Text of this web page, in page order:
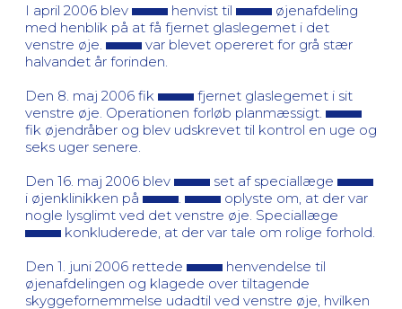
I april 2006 blev henvist til
øjenafdeling
med henblik på at få fjernet glaslegemet i det
venstre øje.
var blevet opereret for grå stær
halvandet år forinden.
Den 8. maj 2006 fik
fjernet glaslegemet i sit
venstre øje. Operationen forløb planmæssigt.
fik øjendråber og blev udskrevet til kontrol en uge og
seks uger senere.
Den 16. maj 2006 blev
set af speciallæge
i øjenklinikken på
oplyste om, at der var
nogle lysglimt ved det venstre øje. Speciallæge
konkluderede, at der var tale om rolige forhold.
Den 1. juni 2006 rettede
henvendelse til
øjenafdelingen og klagede over tiltagende
skyggefornemmelse udadtil ved venstre øje, hvilken